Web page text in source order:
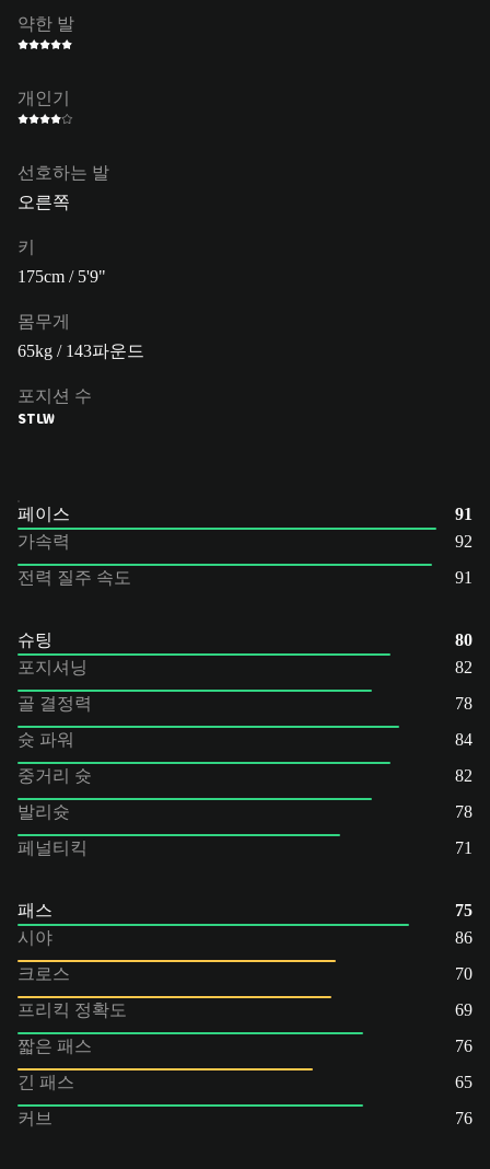
약한 발
개인기
선호하는 발
오른쪽
키
175cm / 5'9"
몸무게
65kg / 143파운드
포지션 수
STLW
페이스
91
가속력
92
전력 질주 속도
91
슈팅
80
포지셔닝
82
골 결정력
78
슛 파워
84
중거리 슛
82
발리슛
78
페널티킥
71
패스
75
시야
86
크로스
70
프리킥 정확도
69
짧은 패스
76
긴 패스
65
커브
76